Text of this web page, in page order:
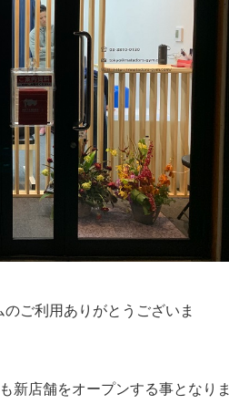
ご利用ありがとうございま
新店舗をオープンする事となりま